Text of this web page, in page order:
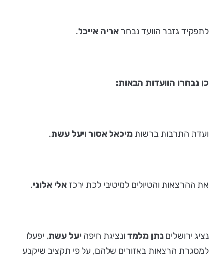
לתפקיד גזבר הוועד נבחר אריה אייכל.
כן נבחרו הוועדות הבאות:
ועדת התרבות ברשות מיכאל אסור ויעל עשת.
את ההרצאות והטיולים למיטיבי לכת ירכז אלי אלוני.
נציג ירושלים נתן מלמד ונציגת חיפה יעל עשת, יפעלו
למסגרת הרצאות באזורים שלהם, על פי תקציב שיקבע